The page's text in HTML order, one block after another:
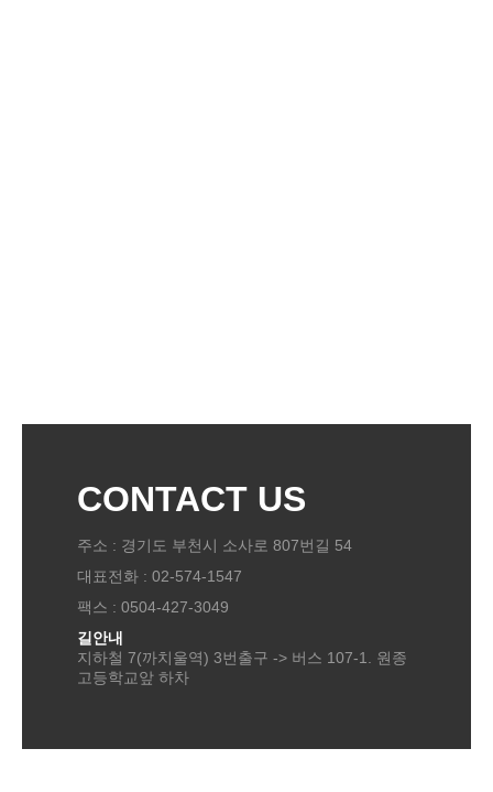
CONTACT US
주소 : 경기도 부천시 소사로 807번길 54
대표전화 : 02-574-1547
팩스 : 0504-427-3049
길안내
지하철 7(까치울역) 3번출구 -> 버스 107-1. 원종
고등학교앞 하차